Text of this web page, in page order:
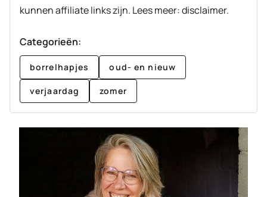
kunnen affiliate links zijn. Lees meer: disclaimer.
Categorieën:
borrelhapjes oud- en nieuw
verjaardag zomer